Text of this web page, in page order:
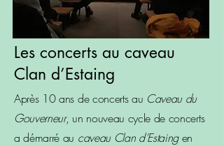
Les concerts au caveau
Clan d’Estaing
Après 10 ans de concerts au Caveau du
Gouverneur, un nouveau cycle de concerts
a démarré au caveau Clan d’Estaingen